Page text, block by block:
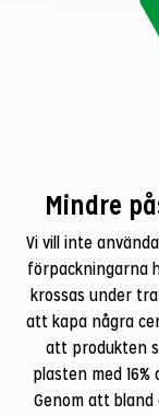
Mindre
Vi vill inte
förpackningarna
krossas under
att kapa några
att produkten
plasten med 16%
Genom att